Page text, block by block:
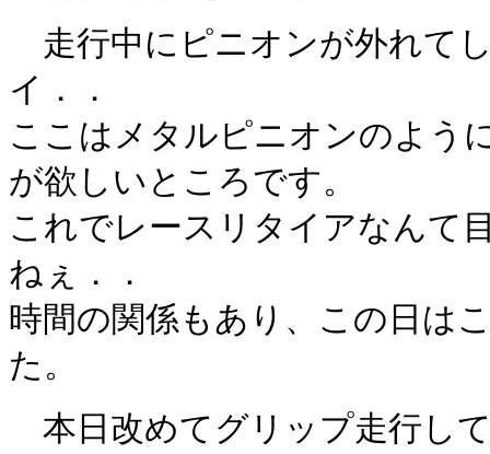
走行中にピニオンが外れて
イ．．
ここはメタルピニオンのよう
が欲しいところです。
これでレースリタイアなんて
ねぇ．．
時間の関係もあり、この日は
た。
本日改めてグリップ走行し